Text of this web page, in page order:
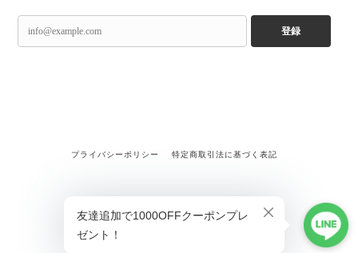
登録
プライバシーポリシー 特定商取引法に基づく表記